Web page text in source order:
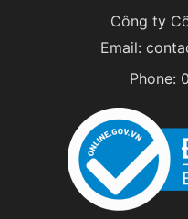
Công ty
Email:
Phone: